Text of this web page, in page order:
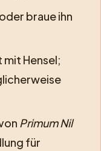
braue ihn
Hensel;
Primum Nil
für